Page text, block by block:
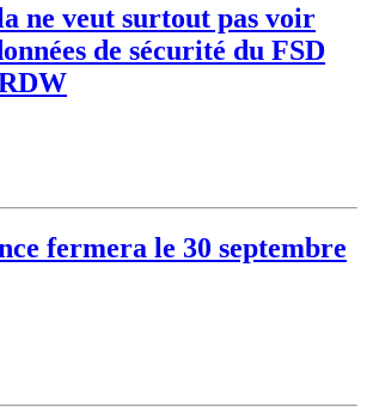
ne veut surtout pas voir
de sécurité du FSD
fermera le 30 septembre